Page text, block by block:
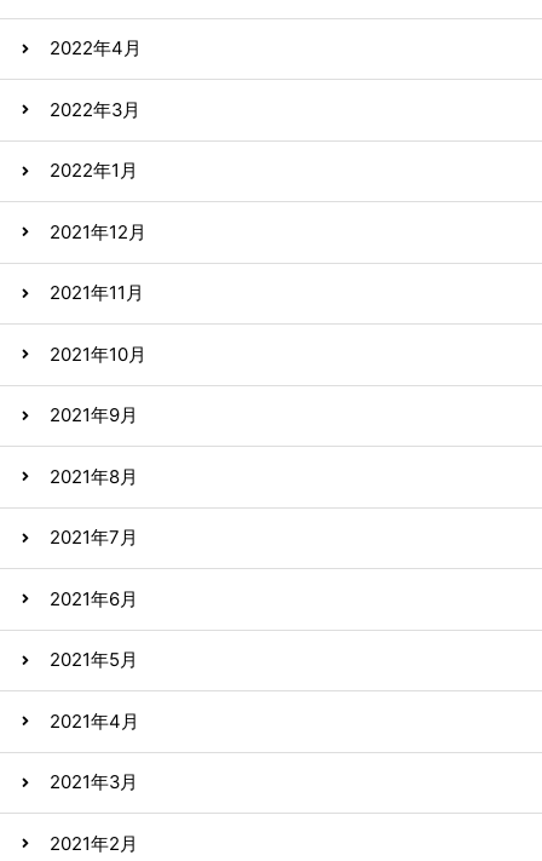
2022年4月
2022年3月
2022年1月
2021年12月
2021年11月
2021年10月
2021年9月
2021年8月
2021年7月
2021年6月
2021年5月
2021年4月
2021年3月
2021年2月